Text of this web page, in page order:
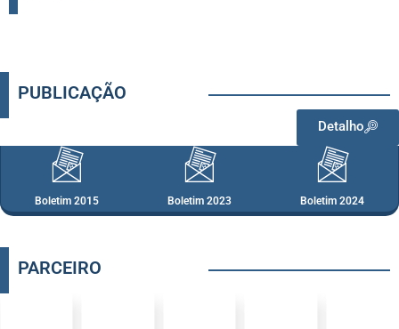
PUBLICAÇÃO
Detalho
Boletim 2015 Boletim 2023 Boletim 2024
PARCEIRO